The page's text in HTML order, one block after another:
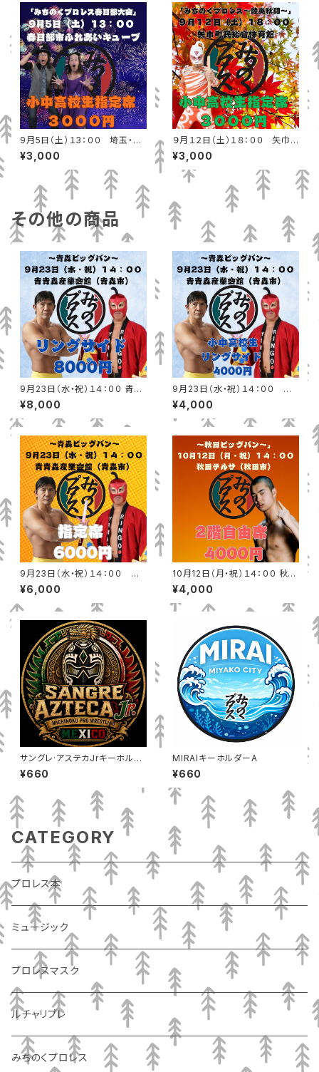
9月5日（土）１3：００ 埼玉・春
日部市ふれあいキューブ 小中高
校生指定席
¥3,000
９月１２日（土）１８：００ 矢巾
町民総合体育館 小中高校生指
定席
¥3,000
その他の商品
9月23日（水・祝）１４：００ 青森
産業会館（青森市）リングサイド
¥8,000
9月23日（水・祝）１４：００ 青
森産業会館（青森市）小中高校
生リングサイド
¥4,000
9月23日（水・祝）１４：００ 青
森産業会館（青森市）指定席
¥6,000
10月12日（月・祝）１４：００ 秋田
テルサ（秋田市）2階自由席
¥4,000
サングレ·アステカJrキーホルダ
ー
¥660
MIRAIキーホルダーA
¥660
CATEGORY
プロレス本
ミュージック
プロレスマスク
ルチャリブレ
みちのくプロレス